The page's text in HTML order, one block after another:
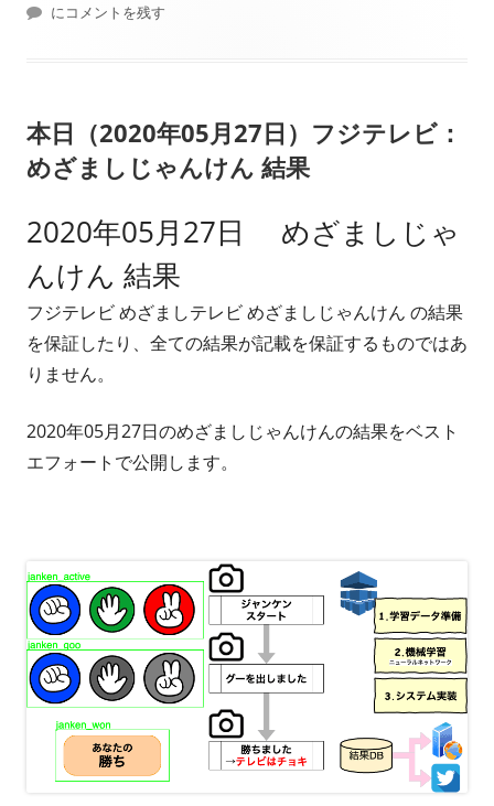
開
ー
本日（2020年05月28日）フジテレビ： めざましじゃんけん 結果
にコメントを残す
本日（2020年05月27日）フジテレビ：
めざましじゃんけん 結果
2020年05月27日 めざましじゃ
んけん 結果
フジテレビ めざましテレビ めざましじゃんけん の結果
を保証したり、全ての結果が記載を保証するものではあ
りません。
2020年05月27日のめざましじゃんけんの結果をベスト
エフォートで公開します。